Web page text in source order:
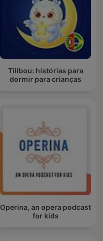
Tilibou: histórias para
dormir para crianças
Operina, an opera podcast
for kids